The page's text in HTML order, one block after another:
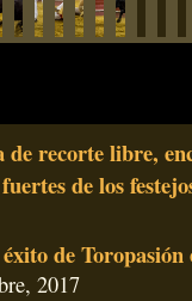
de recorte libre,
de los
éxito de
2017